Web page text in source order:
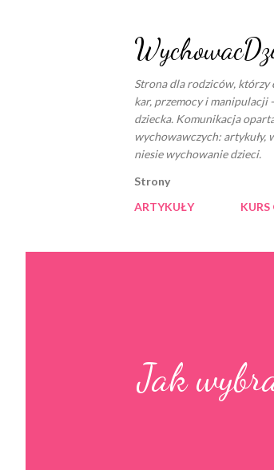
Strona dla rodziców, którzy
kar, przemocy i manipulacji
dziecka. Komunikacja
wychowawczych: artykuły,
niesie wychowanie dzieci.
Strony
ARTYKUŁY
KURS
Jak